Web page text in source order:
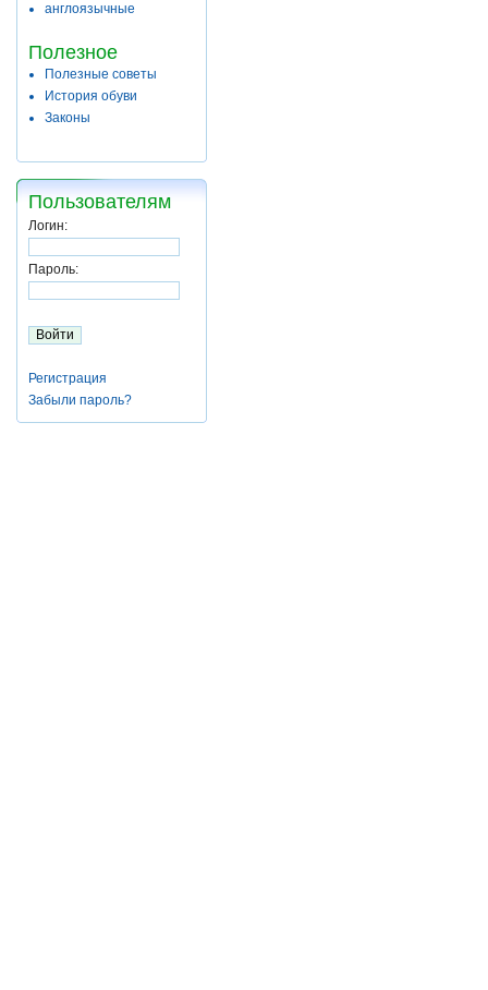
англоязычные
Полезное
Полезные советы
История обуви
Законы
Пользователям
Логин:
Пароль:
Регистрация
Забыли пароль?